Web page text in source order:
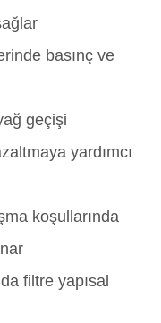
basınç ve
geçişi
yardımcı
koşullarında
filtre yapısal